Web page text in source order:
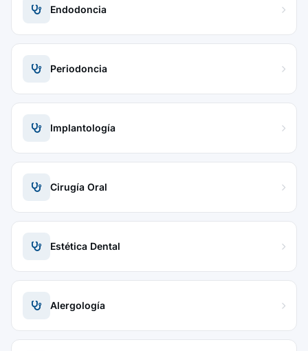
Endodoncia
Periodoncia
Implantología
Cirugía Oral
Estética Dental
Alergología